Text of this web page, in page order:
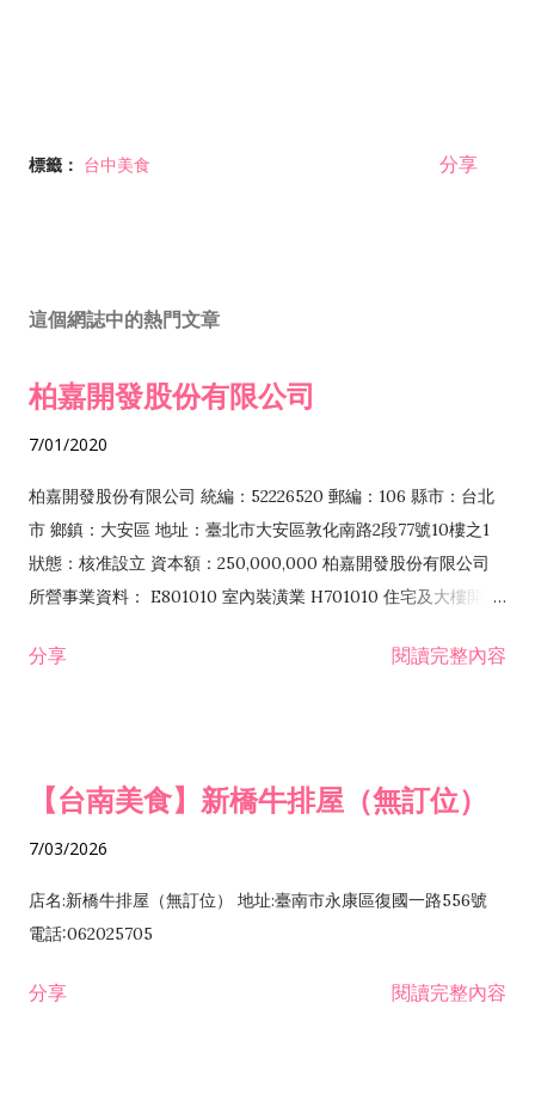
標籤： 台中美食 分享
這個網誌中的熱門文章
柏嘉開發股份有限公司
7/01/2020
柏嘉開發股份有限公司 統編：52226520 郵編：106 縣市：台北
市 鄉鎮：大安區 地址：臺北市大安區敦化南路2段77號10樓之1
狀態：核准設立 資本額：250,000,000 柏嘉開發股份有限公司
所營事業資料： E801010 室內裝潢業 H701010 住宅及大樓開發
發業 H703090 不動產買賣業 H703100 不動產租賃業 I503010
分享 閱讀完整內容
【台南美食】新橋牛排屋（無訂位）
7/03/2026
店名:新橋牛排屋（無訂位） 地址:臺南市永康區復國一路556號
電話:062025705
分享 閱讀完整內容